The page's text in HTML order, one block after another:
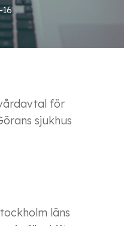
16
för
sjukhus
läns